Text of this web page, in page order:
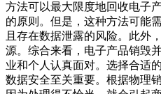
方法可以最大限度地回收电子
的原则。但是，这种方法可能
且存在数据泄露的风险。此外
源。综合来看，电子产品销毁
业和个人认真面对。选择合适
数据安全至关重要。根据物理